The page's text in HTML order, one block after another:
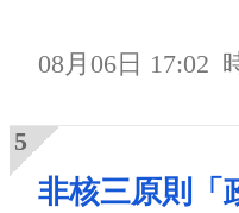
08月06日 17:02
非核三原則「